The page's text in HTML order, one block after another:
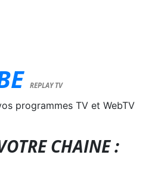
REPLAY TV
programmes TV et WebTV
CHAINE :